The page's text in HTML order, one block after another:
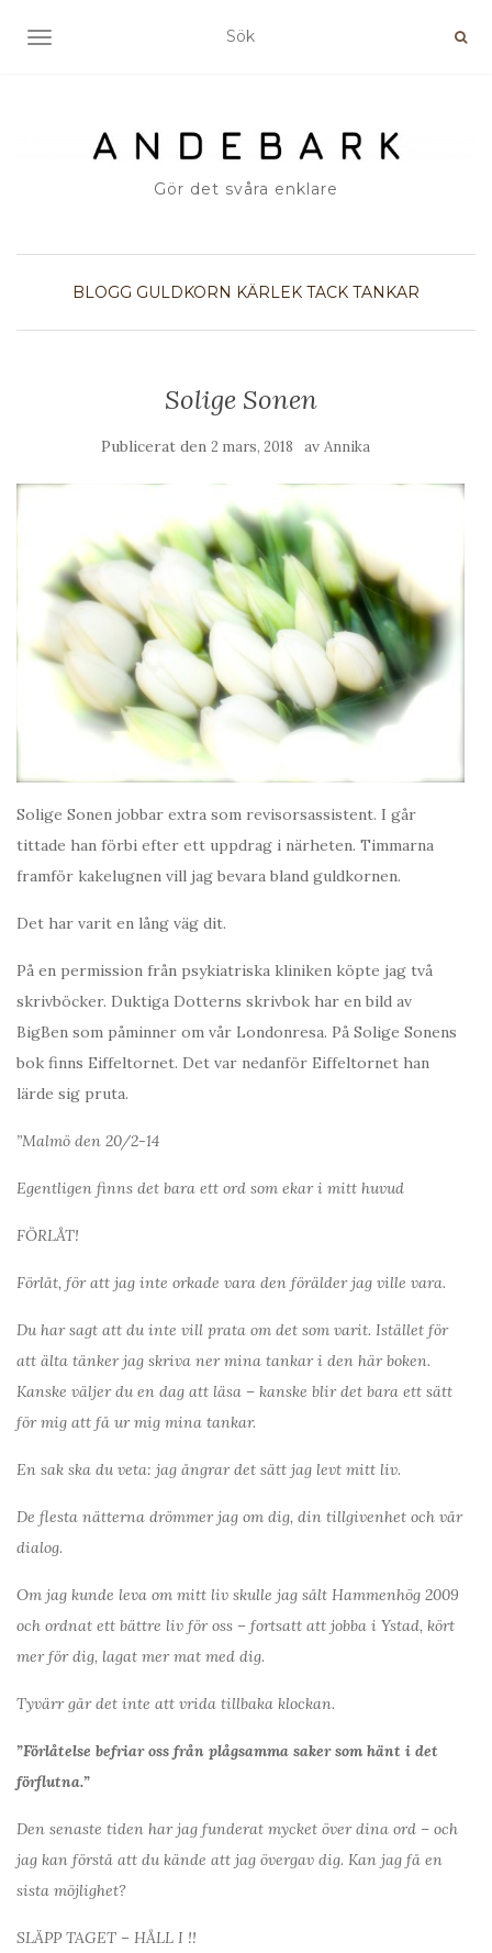
SLÅ PÅ/AV NAVIGERING
Gör det svåra enklare
BLOGG GULDKORN KÄRLEK TACK TANKAR
Solige Sonen
Publicerat den 2 mars, 2018 av Annika
Solige Sonen jobbar extra som revisorsassistent. I går
tittade han förbi efter ett uppdrag i närheten. Timmarna
framför kakelugnen vill jag bevara bland guldkornen.
Det har varit en lång väg dit.
På en permission från psykiatriska kliniken köpte jag två
skrivböcker. Duktiga Dotterns skrivbok har en bild av
BigBen som påminner om vår Londonresa. På Solige Sonens
bok finns Eiffeltornet. Det var nedanför Eiffeltornet han
lärde sig pruta.
”Malmö den 20/2-14
Egentligen finns det bara ett ord som ekar i mitt huvud
FÖRLÅT!
Förlåt, för att jag inte orkade vara den förälder jag ville vara.
Du har sagt att du inte vill prata om det som varit. Istället för
att älta tänker jag skriva ner mina tankar i den här boken.
Kanske väljer du en dag att läsa – kanske blir det bara ett sätt
för mig att få ur mig mina tankar.
En sak ska du veta: jag ångrar det sätt jag levt mitt liv.
De flesta nätterna drömmer jag om dig, din tillgivenhet och vår
dialog.
Om jag kunde leva om mitt liv skulle jag sålt Hammenhög 2009
och ordnat ett bättre liv för oss – fortsatt att jobba i Ystad, kört
mer för dig, lagat mer mat med dig.
Tyvärr går det inte att vrida tillbaka klockan.
”Förlåtelse befriar oss från plågsamma saker som hänt i det
förflutna.”
Den senaste tiden har jag funderat mycket över dina ord – och
jag kan förstå att du kände att jag övergav dig. Kan jag få en
sista möjlighet?
SLÄPP TAGET – HÅLL I !!